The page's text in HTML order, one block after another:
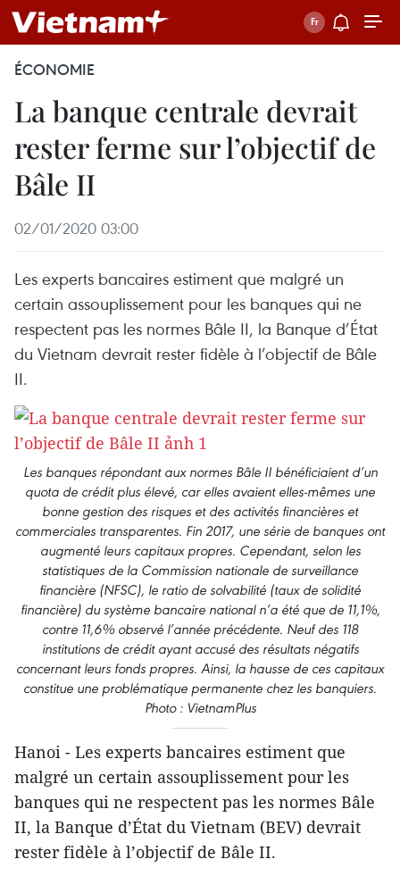
ÉCONOMIE
La banque centrale devrait
rester ferme sur l’objectif de
Bâle II
02/01/2020 03:00
Les experts bancaires estiment que malgré un
certain assouplissement pour les banques qui ne
respectent pas les normes Bâle II, la Banque d’État
du Vietnam devrait rester fidèle à l’objectif de Bâle
II.
Les banques répondant aux normes Bâle II bénéficiaient d’un
quota de crédit plus élevé, car elles avaient elles-mêmes une
bonne gestion des risques et des activités financières et
commerciales transparentes. Fin 2017, une série de banques ont
augmenté leurs capitaux propres. Cependant, selon les
statistiques de la Commission nationale de surveillance
financière (NFSC), le ratio de solvabilité (taux de solidité
financière) du système bancaire national n’a été que de 11,1%,
contre 11,6% observé l’année précédente. Neuf des 118
institutions de crédit ayant accusé des résultats négatifs
concernant leurs fonds propres. Ainsi, la hausse de ces capitaux
constitue une problématique permanente chez les banquiers.
Photo : VietnamPlus
Hanoi - Les experts bancaires estiment que
malgré un certain assouplissement pour les
banques qui ne respectent pas les normes Bâle
II, la Banque d’État du Vietnam (BEV) devrait
rester fidèle à l’objectif de Bâle II.